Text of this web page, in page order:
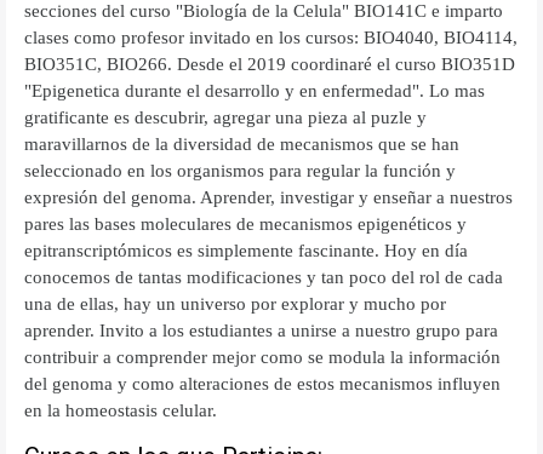
secciones del curso "Biología de la Celula" BIO141C e imparto
clases como profesor invitado en los cursos: BIO4040, BIO4114,
BIO351C, BIO266. Desde el 2019 coordinaré el curso BIO351D
"Epigenetica durante el desarrollo y en enfermedad". Lo mas
gratificante es descubrir, agregar una pieza al puzle y
maravillarnos de la diversidad de mecanismos que se han
seleccionado en los organismos para regular la función y
expresión del genoma. Aprender, investigar y enseñar a nuestros
pares las bases moleculares de mecanismos epigenéticos y
epitranscriptómicos es simplemente fascinante. Hoy en día
conocemos de tantas modificaciones y tan poco del rol de cada
una de ellas, hay un universo por explorar y mucho por
aprender. Invito a los estudiantes a unirse a nuestro grupo para
contribuir a comprender mejor como se modula la información
del genoma y como alteraciones de estos mecanismos influyen
en la homeostasis celular.